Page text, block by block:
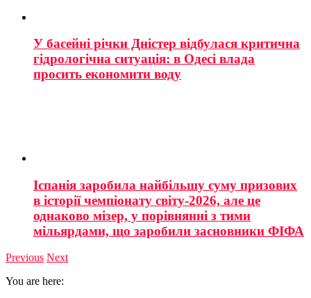
У басейні річки Дністер відбулася критична
гідрологічна ситуація: в Одесі влада
просить економити воду
Іспанія заробила найбільшу суму призових
в історії чемпіонату світу-2026, але це
однаково мізер, у порівнянні з тими
мільярдами, що заробили засновники ФІФА
Previous Next
You are here: